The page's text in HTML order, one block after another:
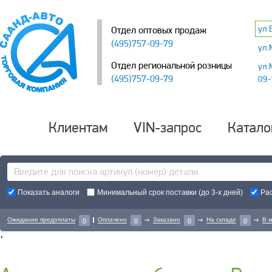
Отдел оптовых продаж
(495)757-09-79
Отдел региональной розницы
(495)757-09-79
Клиентам VIN-запрос
Показать аналоги Минимальный срок поставки (до 3-х дней)
Ожидание предоплаты 0 Оплачено 0 Заказано 0 На складе 0 В
'